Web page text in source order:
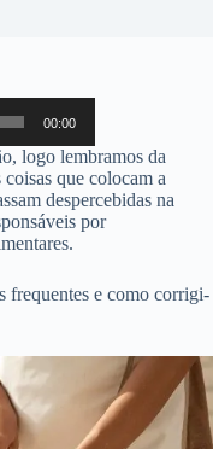
00:00
logo lembramos da
que colocam a
despercebidas na
por
frequentes e como corrigi-